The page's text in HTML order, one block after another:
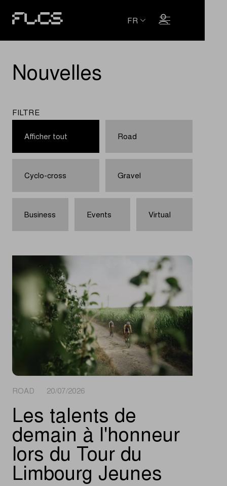
FR
Nouvelles
FILTRE
Afficher tout Road
Cyclo-cross Gravel
Business Events Virtual
ROAD 20/07/2026
Les talents de
demain à l'honneur
lors du Tour du
Limbourg Jeunes